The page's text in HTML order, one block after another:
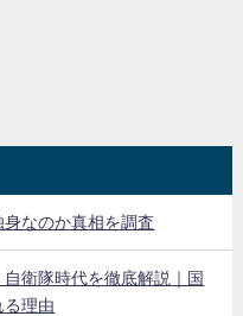
なのか真相を調査
衛隊時代を徹底解説｜国
る理由